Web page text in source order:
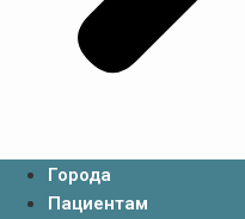
Города
Пациентам